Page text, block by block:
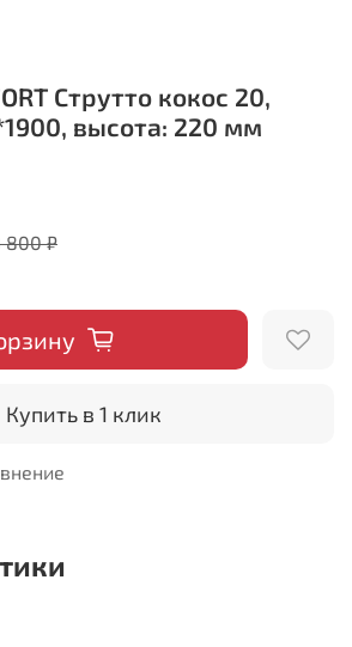
Струтто кокос 20,
высота: 220 мм
800 ₽
Купить в 1 клик